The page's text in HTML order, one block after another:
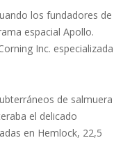
los fundadores de
espacial Apollo.
Inc. especializada
de salmuera
el delicado
en Hemlock, 22,5